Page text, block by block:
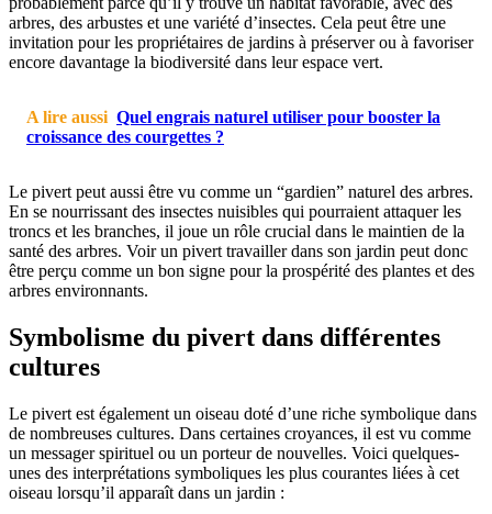
arbres, des arbustes et une variété d’insectes. Cela peut être une
invitation pour les propriétaires de jardins à préserver ou à favoriser
encore davantage la biodiversité dans leur espace vert.
A lire aussi Quel engrais naturel utiliser pour booster la
croissance des courgettes ?
Le pivert peut aussi être vu comme un “gardien” naturel des arbres.
En se nourrissant des insectes nuisibles qui pourraient attaquer les
troncs et les branches, il joue un rôle crucial dans le maintien de la
santé des arbres. Voir un pivert travailler dans son jardin peut donc
être perçu comme un bon signe pour la prospérité des plantes et des
arbres environnants.
Symbolisme du pivert dans différentes
cultures
Le pivert est également un oiseau doté d’une riche symbolique dans
de nombreuses cultures. Dans certaines croyances, il est vu comme
un messager spirituel ou un porteur de nouvelles. Voici quelques-
unes des interprétations symboliques les plus courantes liées à cet
oiseau lorsqu’il apparaît dans un jardin :